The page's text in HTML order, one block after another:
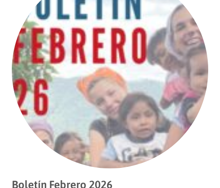
Boletín Febrero 2026